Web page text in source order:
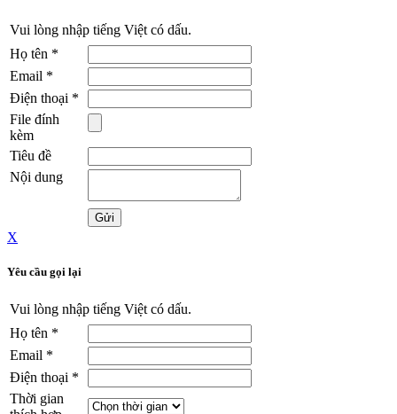
Vui lòng nhập tiếng Việt có dấu.
Họ tên *
Email *
Điện thoại *
File đính
kèm
Tiêu đề
Nội dung
X
Yêu cầu gọi lại
Vui lòng nhập tiếng Việt có dấu.
Họ tên *
Email *
Điện thoại *
Thời gian